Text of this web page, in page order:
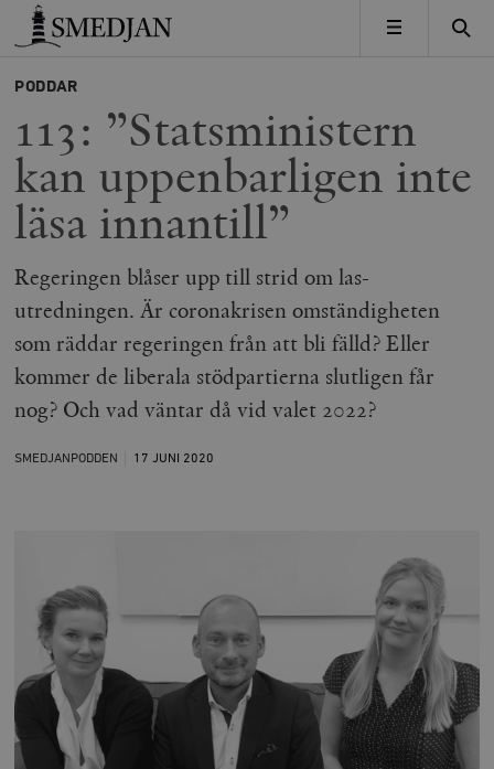
Timbro
MENY
PODDAR
113: ”Statsministern
kan uppenbarligen inte
läsa innantill”
Regeringen blåser upp till strid om las-
utredningen. Är coronakrisen omständigheten
som räddar regeringen från att bli fälld? Eller
kommer de liberala stödpartierna slutligen får
nog? Och vad väntar då vid valet 2022?
SMEDJANPODDEN 17 JUNI 2020